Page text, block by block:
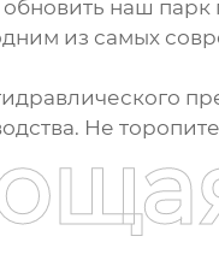
наш
из самых
Не